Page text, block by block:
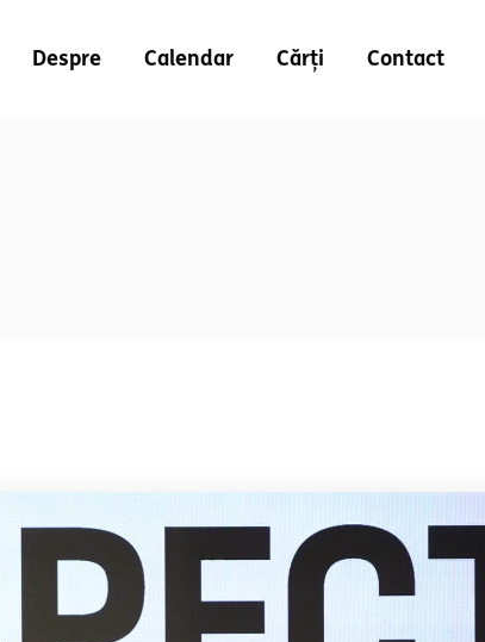
Despre Calendar Cărți Contact